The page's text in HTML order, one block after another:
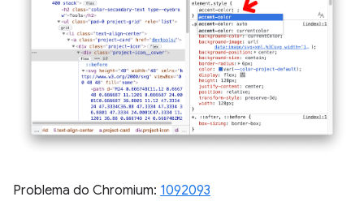
Problema do Chromium: 1092093